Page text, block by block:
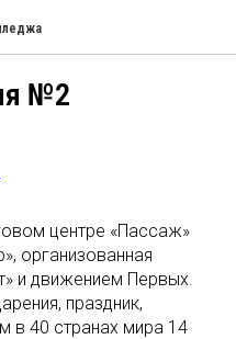
№2
центре «Пассаж»
организованная
и движением Первых.
праздник,
в 40 странах мира 14